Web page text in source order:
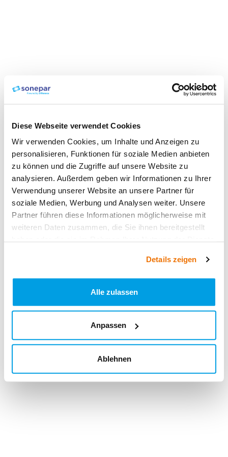
Diese Webseite verwendet Cookies
Wir verwenden Cookies, um Inhalte und Anzeigen zu
personalisieren, Funktionen für soziale Medien anbieten
zu können und die Zugriffe auf unsere Website zu
analysieren. Außerdem geben wir Informationen zu Ihrer
Verwendung unserer Website an unsere Partner für
soziale Medien, Werbung und Analysen weiter. Unsere
Partner führen diese Informationen möglicherweise mit
weiteren Daten zusammen, die Sie ihnen bereitgestellt
Details zeigen
Alle zulassen
Anpassen
Ablehnen